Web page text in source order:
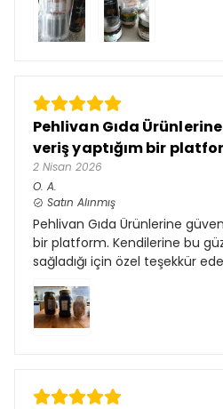
Pehlivan Gıda
veriş yaptığım bir
2 Nisan 2026
O. A.
Satın Alınmış
Pehlivan Gıda Ürünlerine
bir platform. Kendilerine bu
sağladığı için özel teşekkür